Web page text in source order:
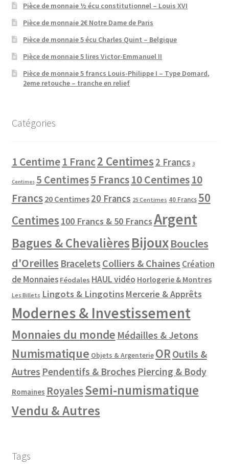
Pièce de monnaie ½ écu constitutionnel – Louis XVI
Pièce de monnaie 2€ Notre Dame de Paris
Pièce de monnaie 5 écu Charles Quint – Belgique
Pièce de monnaie 5 lires Victor-Emmanuel II
Pièce de monnaie 5 francs Louis-Philippe I – Type Domard,
2eme retouche – tranche en relief
Catégories
1 Centime1 Franc2 Centimes 2 Francs 3
Centimes 5 Centimes5 Francs10 Centimes10
Francs 20 Centimes 20 Francs 25 Centimes 40 Francs 50
Centimes 100 Francs & 50 FrancsArgent
Bagues & ChevalièresBijouxBoucles
d'Oreilles Bracelets Colliers & Chaines Création
de Monnaies Féodales HAUL vidéo Horlogerie & Montres
Les Billets Lingots & Lingotins Mercerie & Apprêts
Modernes & Investissement
Monnaies du monde Médailles & Jetons
Numismatique Objets & Argenterie OR Outils &
Autres Pendentifs & Broches Piercing & Body
Romaines RoyalesSemi-numismatique
Vendu & Autres
Tags